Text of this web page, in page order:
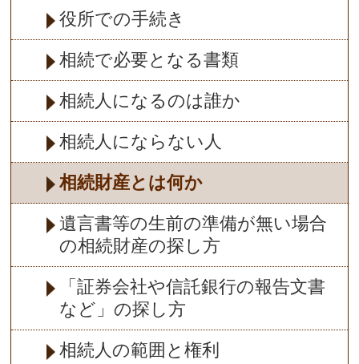
役所での手続き
相続で必要となる書類
相続人になるのは誰か
相続人にならない人
相続財産とは何か
遺言書等の生前の準備が無い場合
の相続財産の探し方
「証券会社や信託銀行の報告文書
など」の探し方
相続人の範囲と権利